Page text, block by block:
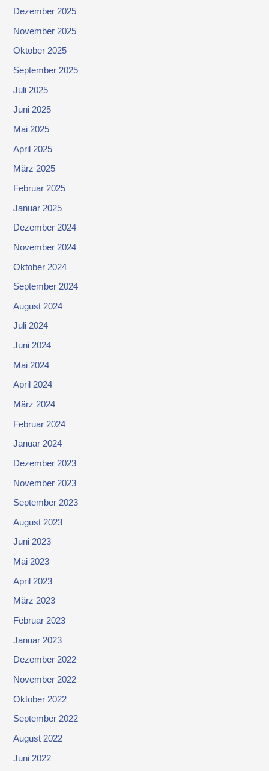
Dezember 2025
November 2025
Oktober 2025
September 2025
Juli 2025
Juni 2025
Mai 2025
April 2025
März 2025
Februar 2025
Januar 2025
Dezember 2024
November 2024
Oktober 2024
September 2024
August 2024
Juli 2024
Juni 2024
Mai 2024
April 2024
März 2024
Februar 2024
Januar 2024
Dezember 2023
November 2023
September 2023
August 2023
Juni 2023
Mai 2023
April 2023
März 2023
Februar 2023
Januar 2023
Dezember 2022
November 2022
Oktober 2022
September 2022
August 2022
Juni 2022